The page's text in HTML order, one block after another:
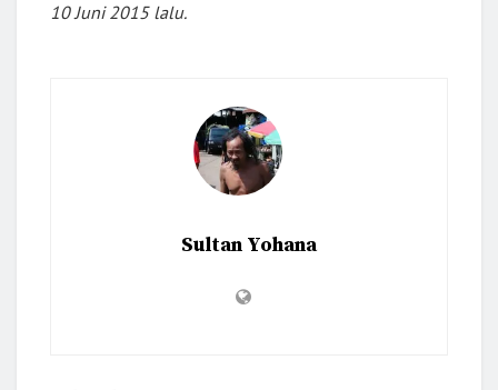
10 Juni 2015 lalu.
Sultan Yohana